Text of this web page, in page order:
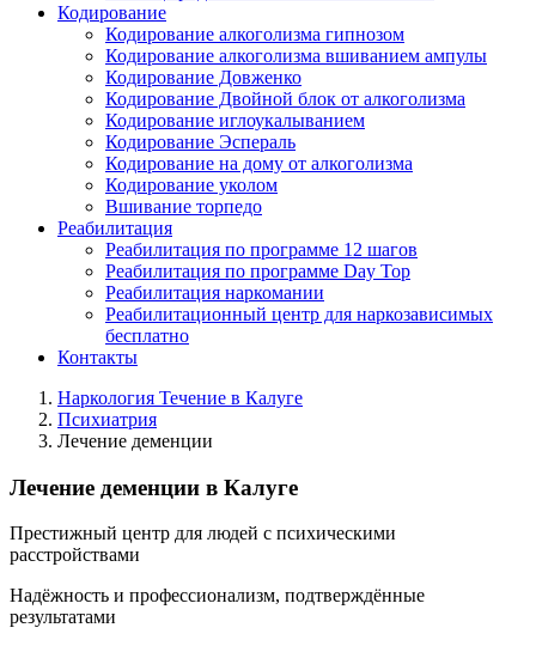
Кодирование
Кодирование алкоголизма гипнозом
Кодирование алкоголизма вшиванием ампулы
Кодирование Довженко
Кодирование Двойной блок от алкоголизма
Кодирование иглоукалыванием
Кодирование Эспераль
Кодирование на дому от алкоголизма
Кодирование уколом
Вшивание торпедо
Реабилитация
Реабилитация по программе 12 шагов
Реабилитация по программе Day Top
Реабилитация наркомании
Реабилитационный центр для наркозависимых
бесплатно
Контакты
Наркология Течение в Калуге
Психиатрия
Лечение деменции
Лечение деменции в Калуге
Престижный центр для людей с психическими
расстройствами
Надёжность и профессионализм, подтверждённые
результатами